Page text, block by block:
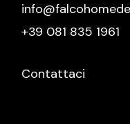
+39 081 835 1961
Contattaci